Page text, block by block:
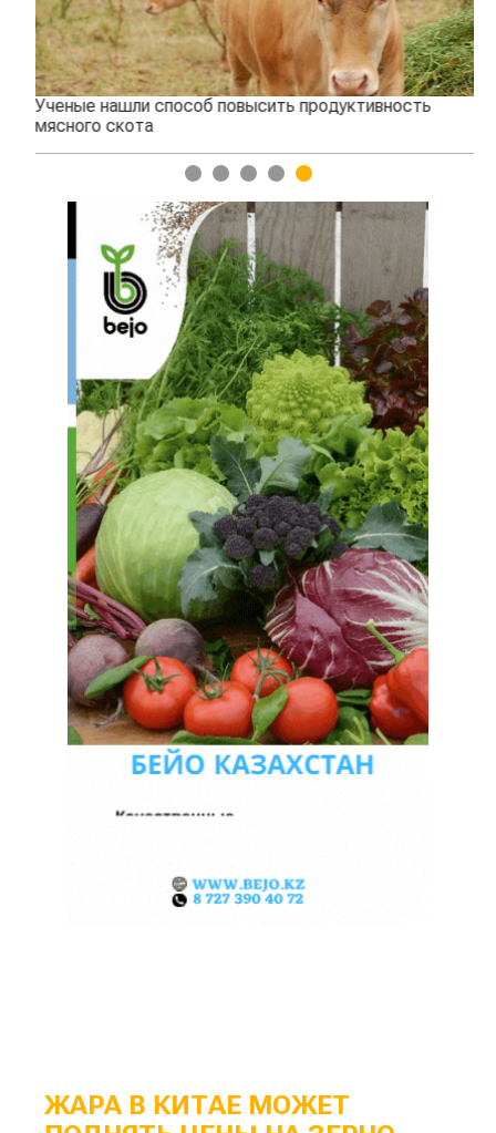
Ученые нашли способ повысить продуктивность
мясного скота
1 2 3 4 5
ЖАРА В КИТАЕ МОЖЕТ